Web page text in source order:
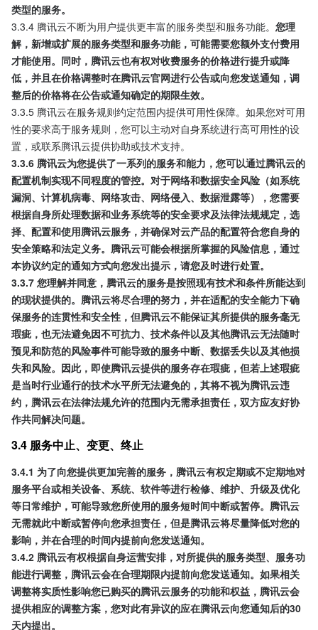
类型的服务。
3.3.4 腾讯云不断为用户提供更丰富的服务类型和服务功能。 您理
解，新增或扩展的服务类型和服务功能，可能需要您额外支付费用
才能使用。同时，腾讯云也有权对收费服务的价格进行提升或降
低，并且在价格调整时在腾讯云官网进行公告或向您发送通知，调
整后的价格将在公告或通知确定的期限生效。
3.3.5 腾讯云在服务规则约定范围内提供可用性保障。如果您对可用
性的要求高于服务规则，您可以主动对自身系统进行高可用性的设
置，或联系腾讯云提供协助或技术支持。
3.3.6 腾讯云为您提供了一系列的服务和能力，您可以通过腾讯云的
配置机制实现不同程度的管控。对于网络和数据安全风险（如系统
漏洞、计算机病毒、网络攻击、网络侵入、数据泄露等），您需要
根据自身所处理数据和业务系统等的安全要求及法律法规规定，选
择、配置和使用腾讯云服务，并确保对云产品的配置符合您自身的
安全策略和法定义务。腾讯云可能会根据所掌握的风险信息，通过
本协议约定的通知方式向您发出提示，请您及时进行处置。
3.3.7 您理解并同意，腾讯云的服务是按照现有技术和条件所能达到
的现状提供的。腾讯云将尽合理的努力，并在适配的安全能力下确
保服务的连贯性和安全性，但腾讯云不能保证其所提供的服务毫无
瑕疵，也无法避免因不可抗力、技术条件以及其他腾讯云无法随时
预见和防范的风险事件可能导致的服务中断、数据丢失以及其他损
失和风险。因此，即使腾讯云提供的服务存在瑕疵，但若上述瑕疵
是当时行业通行的技术水平所无法避免的，其将不视为腾讯云违
约，腾讯云在法律法规允许的范围内无需承担责任，双方应友好协
作共同解决问题。
3.4 服务中止、变更、终止
3.4.1 为了向您提供更加完善的服务，腾讯云有权定期或不定期地对
服务平台或相关设备、系统、软件等进行检修、维护、升级及优化
等日常维护，可能导致您所使用的服务短时间中断或暂停。腾讯云
无需就此中断或暂停向您承担责任，但是腾讯云将尽量降低对您的
影响，并在合理的时间内提前向您发送通知。
3.4.2 腾讯云有权根据自身运营安排，对所提供的服务类型、服务功
能进行调整，腾讯云会在合理期限内提前向您发送通知。如果相关
调整将实质性影响您已购买的腾讯云服务的功能和权益，腾讯云会
提供相应的调整方案，您对此有异议的应在腾讯云向您通知后的30
天内提出。